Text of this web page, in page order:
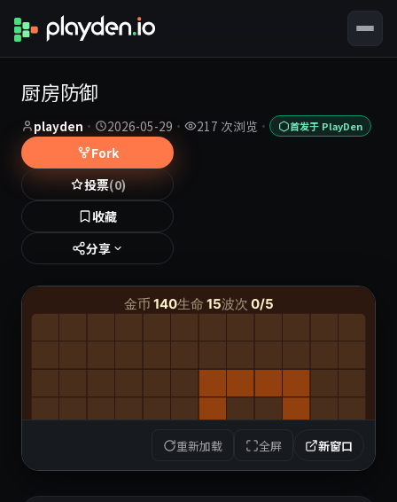
厨房防御
playden · 2026-05-29 · 217 次浏览 · 首发于 PlayDen
Fork
投票(0)
收藏
分享
重新加载 全屏 新窗口